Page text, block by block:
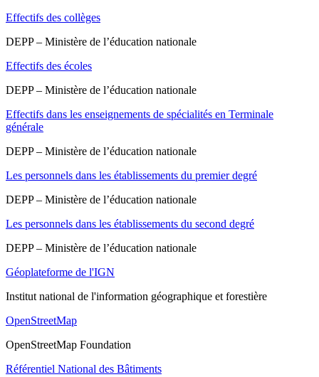
Effectifs des collèges
DEPP – Ministère de l’éducation nationale
Effectifs des écoles
DEPP – Ministère de l’éducation nationale
Effectifs dans les enseignements de spécialités en Terminale
générale
DEPP – Ministère de l’éducation nationale
Les personnels dans les établissements du premier degré
DEPP – Ministère de l’éducation nationale
Les personnels dans les établissements du second degré
DEPP – Ministère de l’éducation nationale
Géoplateforme de l'IGN
Institut national de l'information géographique et forestière
OpenStreetMap
OpenStreetMap Foundation
Référentiel National des Bâtiments